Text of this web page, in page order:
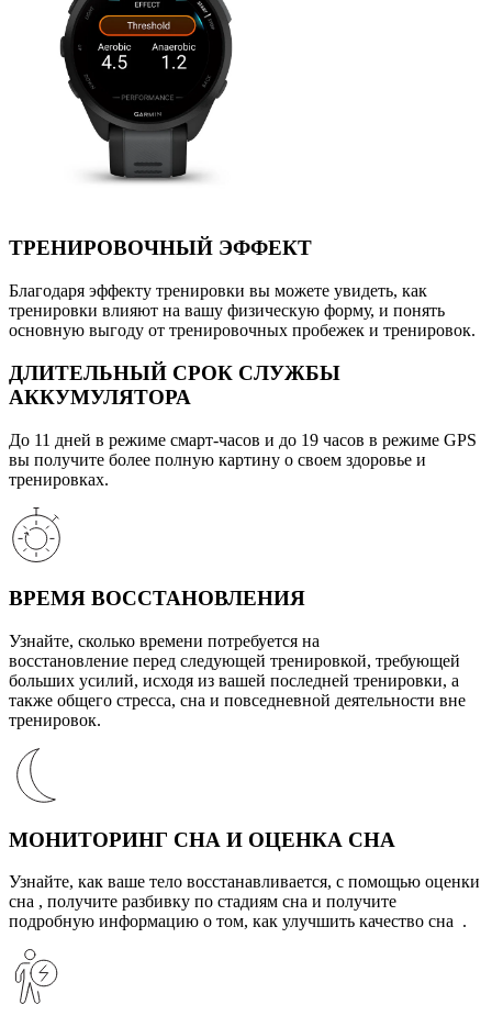
ТРЕНИРОВОЧНЫЙ ЭФФЕКТ
Благодаря эффекту тренировки вы можете увидеть, как
тренировки влияют на вашу физическую форму, и понять
основную выгоду от тренировочных пробежек и тренировок.
ДЛИТЕЛЬНЫЙ СРОК СЛУЖБЫ
АККУМУЛЯТОРА
До 11 дней в режиме смарт-часов и до 19 часов в режиме GPS
вы получите более полную картину о своем здоровье и
тренировках.
ВРЕМЯ ВОССТАНОВЛЕНИЯ
Узнайте, сколько времени потребуется на
восстановление перед следующей тренировкой, требующей
больших усилий, исходя из вашей последней тренировки, а
также общего стресса, сна и повседневной деятельности вне
тренировок.
МОНИТОРИНГ СНА И ОЦЕНКА СНА
Узнайте, как ваше тело восстанавливается, с помощью оценки
сна , получите разбивку по стадиям сна и получите
подробную информацию о том, как улучшить качество сна .